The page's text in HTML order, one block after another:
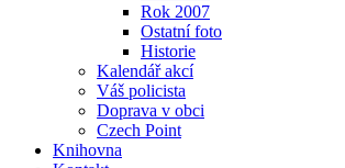
Rok 2007
Ostatní foto
Historie
Kalendář akcí
Váš policista
Doprava v obci
Czech Point
Knihovna